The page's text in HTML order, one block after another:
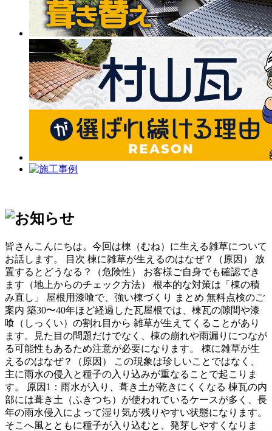
皆さんこんにちは。今回は棟（むね）に生える雑草について
お話します。 目次 棟に雑草が生えるのはなぜ？（原因） 放
置するとどうなる？（危険性） お客様ご自身でも確認でき
ます（地上からのチェック方法） 根本的な対策は「棟の積
み直し」 屋根用漆喰で、強い棟づくり まとめ 無料点検のご
案内 築30〜40年ほど経過した瓦屋根では、棟瓦の隙間や漆
喰（しっくい）の割れ目から 雑草が生えてくることがあり
ます。見た目の問題だけでなく、棟の崩れや雨漏りにつなが
る可能性もあるため注意が必要になります。 棟に雑草が生
えるのはなぜ？（原因） この現象は珍しいことではなく、
主に雨水の侵入と種子の入り込みが重なることで起こりま
す。 原因1：雨水が入り、葺き土が乾きにくくなる 棟瓦の内
部には葺き土（ふきつち）が使われているケースが多く、長
年の雨水侵入によって湿り気が残りやすい状態になります。
そこへ風とともに種子が入り込むと、発芽しやすくなりま